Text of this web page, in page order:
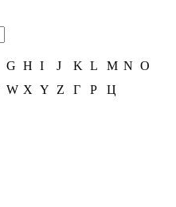
G H I J K L M N O
W X Y Z Г Р Ц